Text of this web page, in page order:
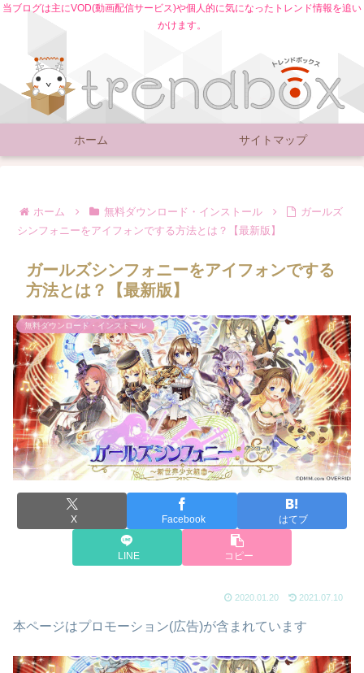
当ブログは主にVOD(動画配信サービス)や個人的に気になったトレンド情報を追い
かけます。
ホーム サイトマップ
ホーム 無料ダウンロード・インストール
ガールズ
シンフォニーをアイフォンでする方法とは？【最新版】
ガールズシンフォニーをアイフォンでする
方法とは？【最新版】
無料ダウンロード・インストール
X Facebook はてブ
LINE コピー
2020.01.20 2021.07.10
本ページはプロモーション(広告)が含まれています